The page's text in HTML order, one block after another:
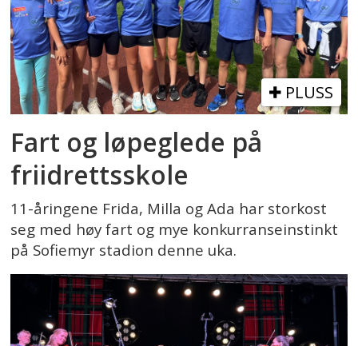
PLUSS
Fart og løpeglede på
friidrettsskole
11-åringene Frida, Milla og Ada har storkost
seg med høy fart og mye konkurranseinstinkt
på Sofiemyr stadion denne uka.